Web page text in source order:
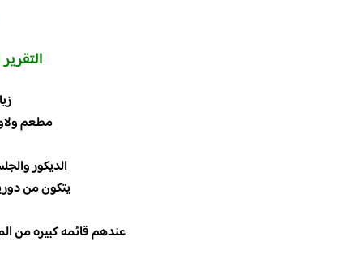
التقرير
مطعم
الديكور
يتكون من
عندهم قائمه كبيره من